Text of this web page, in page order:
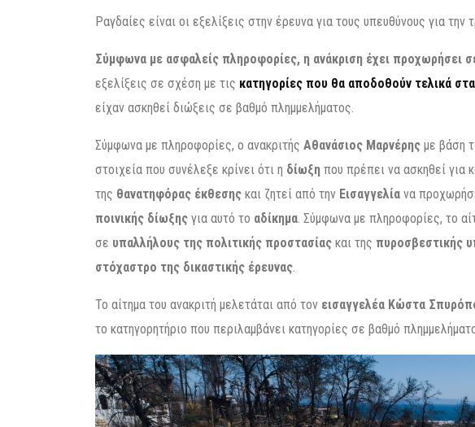
Ραγδαίες είναι οι εξελίξεις στην έρευνα για τους υπευθύνους για την
Σύμφωνα με ασφαλείς πληροφορίες, η ανάκριση έχει προχωρήσει
εξελίξεις σε σχέση με τις κατηγορίες που θα αποδοθούν τελικά
είχαν ασκηθεί διώξεις σε βαθμό πλημμελήματος.
Σύμφωνα με πληροφορίες, ο ανακριτής Αθανάσιος Μαρνέρης με βάση
στοιχεία που συνέλεξε κρίνει ότι η δίωξη που πρέπει να ασκηθεί για
της θανατηφόρας έκθεσης και ζητεί από την Εισαγγελία να
ποινικής δίωξης για αυτό το αδίκημα. Σύμφωνα με πληροφορίες, το
σε υπαλλήλους της πολιτικής προστασίας και της πυροσβεστικής
στόχαστρο της δικαστικής έρευνας.
Το αίτημα του ανακριτή μελετάται από τον εισαγγελέα Κώστα
το κατηγορητήριο που περιλαμβάνει κατηγορίες σε βαθμό